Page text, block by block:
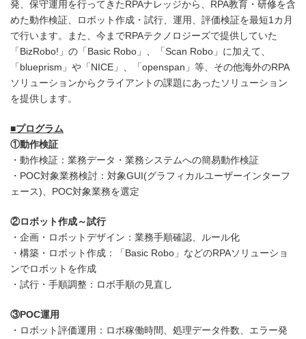
発、保守運用を行ってきたRPAナレッジから、RPA教育・研修を含
めた動作検証、ロボット作成・試行、運用、評価検証を最短1カ月
で行います。また、今までRPAテクノロジーズで提供していた
「BizRobo!」の「Basic Robo」、「Scan Robo」に加えて、
「blueprism」や「NICE」、「openspan」等、その他海外のRPA
ソリューションからクライアントの課題にあったソリューション
を提供します。
■プログラム
①動作検証
・動作検証：業務データ・業務システムへの簡易動作検証
・POC対象業務検討：対象GUI(グラフィカルユーザーインターフ
ェース)、POC対象業務を選定
②ロボット作成～試行
・企画・ロボットデザイン：業務手順確認、ルール化
・構築・ロボット作成：「Basic Robo」などのRPAソリューショ
ンでロボットを作成
・試行・手順調整：ロボ手順の見直し
③POC運用
・ロボット評価運用：ロボ稼働時間、処理データ件数、エラー発